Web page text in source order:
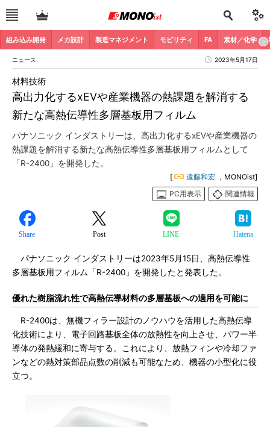
組み込み開発 メカ設計 製造マネジメント モビリティ FA 素材／化学
ニュース 2023年5月17日
高出力化するxEVや産業機器の熱課題を解消する
新たな高熱伝導性多層基板用フィルム
材料技術
パナソニック インダストリーは、高出力化するxEVや産業機器の
熱課題を解消する新たな高熱伝導性多層基板用フィルムとして
「R-2400」を開発した。
[ 遠藤和宏 ，MONOist]
PC用表示
関連情報
Share Post LINE Hatena
パナソニック インダストリーは2023年5月15日、高熱伝導性
多層基板用フィルム「R-2400」を開発したと発表した。
優れた樹脂流れ性で高熱伝導材料の多層基板への適用を可能に
R-2400は、無機フィラー設計のノウハウを活用した高熱伝導
化技術により、電子回路基板全体の放熱性を向上させ、パワー半
導体の発熱緩和に寄与する。これにより、放熱フィンや冷却ファ
ンなどの熱対策部品点数の削減も可能なため、機器の小型化に役
立つ。